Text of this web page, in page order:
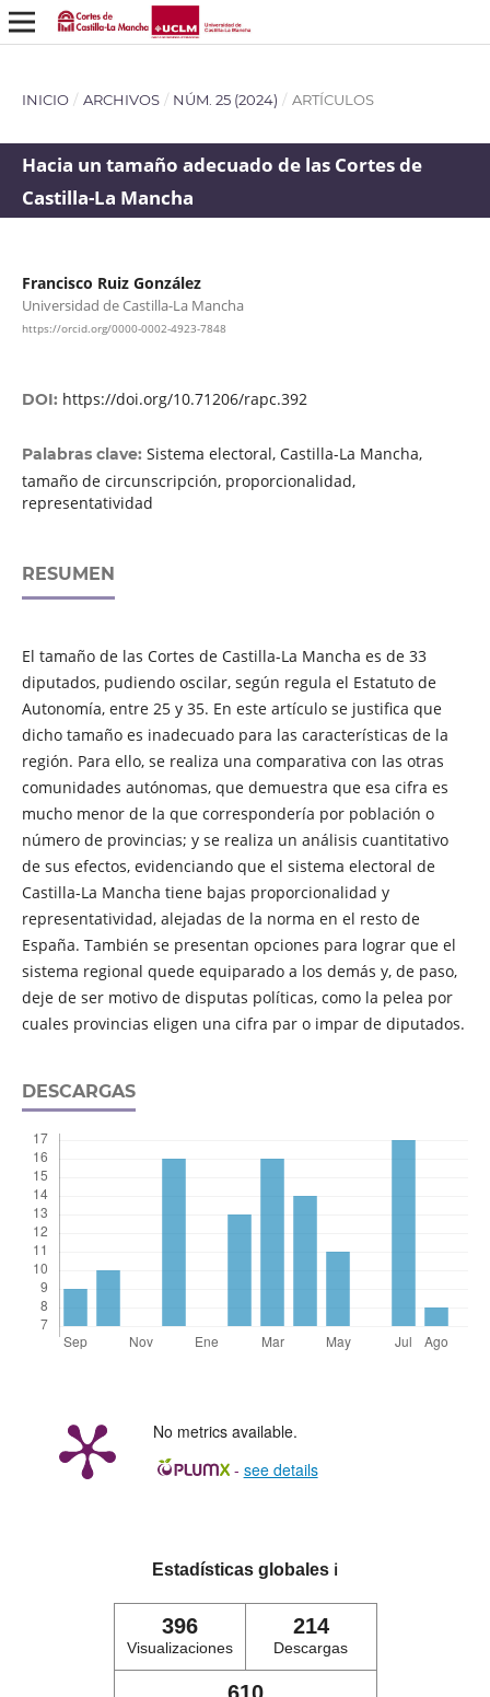
INICIO / ARCHIVOS / NÚM. 25 (2024) / ARTÍCULOS
Hacia un tamaño adecuado de las Cortes de
Castilla-La Mancha
Francisco Ruiz González
Universidad de Castilla-La Mancha
https://orcid.org/0000-0002-4923-7848
DOI: https://doi.org/10.71206/rapc.392
Palabras clave: Sistema electoral, Castilla-La Mancha,
tamaño de circunscripción, proporcionalidad,
representatividad
RESUMEN
El tamaño de las Cortes de Castilla-La Mancha es de 33
diputados, pudiendo oscilar, según regula el Estatuto de
Autonomía, entre 25 y 35. En este artículo se justifica que
dicho tamaño es inadecuado para las características de la
región. Para ello, se realiza una comparativa con las otras
comunidades autónomas, que demuestra que esa cifra es
mucho menor de la que correspondería por población o
número de provincias; y se realiza un análisis cuantitativo
de sus efectos, evidenciando que el sistema electoral de
Castilla-La Mancha tiene bajas proporcionalidad y
representatividad, alejadas de la norma en el resto de
España. También se presentan opciones para lograr que el
sistema regional quede equiparado a los demás y, de paso,
deje de ser motivo de disputas políticas, como la pelea por
cuales provincias eligen una cifra par o impar de diputados.
DESCARGAS
No metrics available.
- see details
Estadísticas globales ℹ️
396
Visualizaciones
214
Descargas